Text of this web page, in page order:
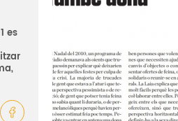
es